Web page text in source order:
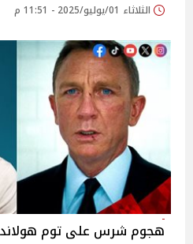
الثلاثاء 01/يوليو/2025 - 11:51 م
هجوم شرس على توم